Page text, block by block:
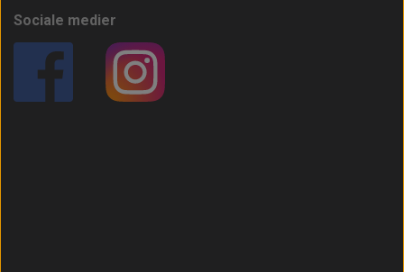
Sociale medier